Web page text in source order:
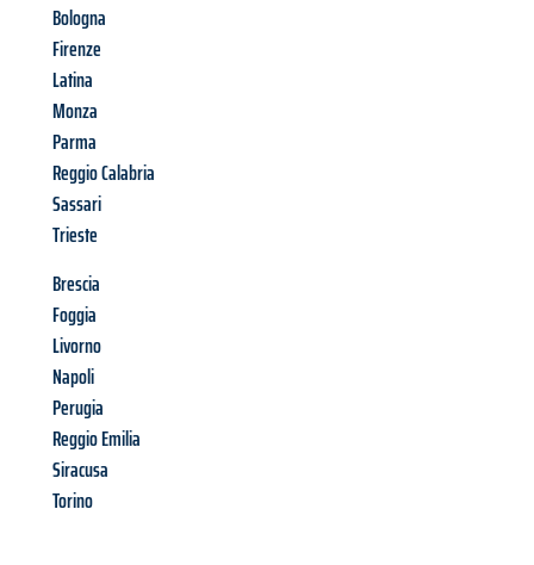
Bologna
Firenze
Latina
Monza
Parma
Reggio Calabria
Sassari
Trieste
Brescia
Foggia
Livorno
Napoli
Perugia
Reggio Emilia
Siracusa
Torino